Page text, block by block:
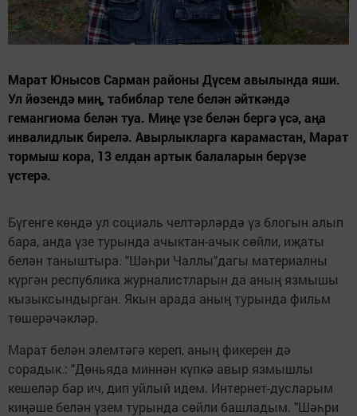
Марат Юнысов Сарман районы Дүсем авылында яши.
Ул йөзендә миң, табиблар теле белән әйткәндә
гемангиома белән туа. Миңе үзе белән бергә үсә, аңа
инвалидлык бирелә. Авырлыкларга карамастан, Марат
тормыш кора, 13 елдан артык балаларын берүзе
үстерә.
Бүгенге көндә ул социаль челтәрләрдә үз блогын алып
бара, анда үзе турында ачыктан-ачык сөйли, иҗаты
белән таныштыра. "Шәһри Чаллы"дагы материалны
күргән республика журналистларын да аның язмышы
кызыксындырган. Якын арада аның турында фильм
төшерәчәкләр.
Марат белән элемтәгә кереп, аның фикерен дә
сорадык.: "Дөньяда миннән күпкә авыр язмышлы
кешеләр бар ич, дип уйлый идем. Интернет-дусларым
киңәше белән үзем турында сөйли башладым. "Шәһри